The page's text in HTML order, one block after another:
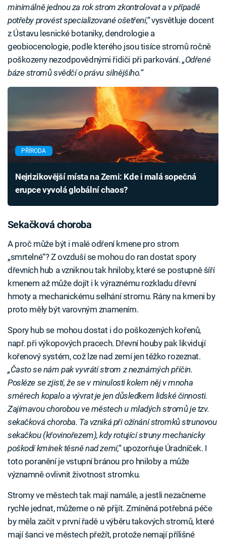
minimálně jednou za rok strom zkontrolovat a v případě
potřeby provést specializované ošetření,“vysvětluje docent
z Ústavu lesnické botaniky, dendrologie a
geobiocenologie, podle kterého jsou tisíce stromů ročně
poškozeny nezodpovědnými řidiči při parkování.„Odřené
báze stromů svědčí o právu silnějšího.“
PŘÍRODA
Nejrizikovější místa na Zemi: Kde i malá sopečná
erupce vyvolá globální chaos?
Sekačková choroba
A proč může být i malé odření kmene pro strom
„smrtelné“? Z ovzduší se mohou do ran dostat spory
dřevních hub a vzniknou tak hniloby, které se postupně šíří
kmenem až může dojít i k výraznému rozkladu dřevní
hmoty a mechanickému selhání stromu. Rány na kmeni by
proto měly být varovným znamením.
Spory hub se mohou dostat i do poškozených kořenů,
např. při výkopových pracech. Dřevní houby pak likvidují
kořenový systém, což lze nad zemí jen těžko rozeznat.
„Často se nám pak vyvrátí strom z neznámých příčin.
Posléze se zjistí, že se v minulosti kolem něj v mnoha
směrech kopalo a vývrat je jen důsledkem lidské činnosti.
Zajímavou chorobou ve městech u mladých stromů je tzv.
sekačková choroba. Ta vzniká při ožínání stromků strunovou
sekačkou (křovinořezem), kdy rotující struny mechanicky
poškodí kmínek těsně nad zemí,“upozorňuje Úradníček. I
toto poranění je vstupní bránou pro hniloby a může
významně ovlivnit životnost stromku.
Stromy ve městech tak mají namále, a jestli nezačneme
rychle jednat, můžeme o ně přijít. Zmíněná potřebná péče
by měla začít v první řadě u výběru takových stromů, které
mají šanci ve městech přežít, protože nemají přílišné